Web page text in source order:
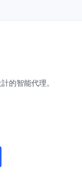
的智能代理。